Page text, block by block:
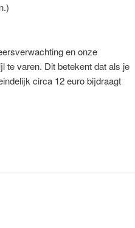
en onze
te varen. Dit betekent dat als je
circa 12 euro bijdraagt